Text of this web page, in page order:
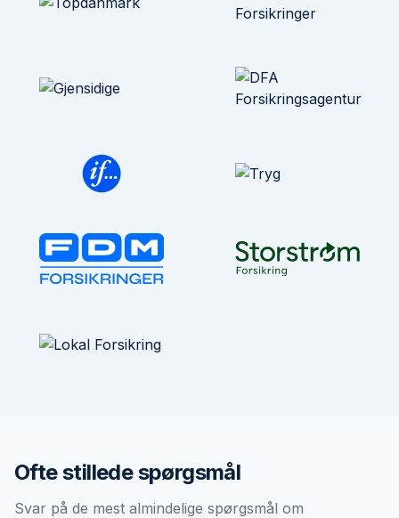
Ofte stillede spørgsmål
Svar på de mest almindelige spørgsmål om